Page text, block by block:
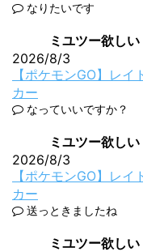
なりたいです
ミユツー欲しい
2026/8/3
【ポケモンGO】レ
カー
なっていいですか？
ミユツー欲しい
2026/8/3
【ポケモンGO】レ
カー
送っときましたね
ミユツー欲しい